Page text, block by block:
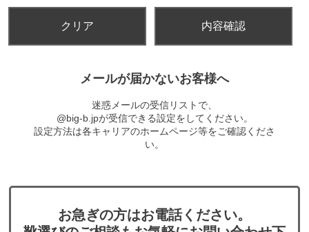
メールが届かないお客様へ
迷惑メールの受信リストで、
@big-b.jpが受信できる設定をしてください。
設定方法は各キャリアのホームページ等をご確認くださ
い。
お急ぎの方はお電話ください。